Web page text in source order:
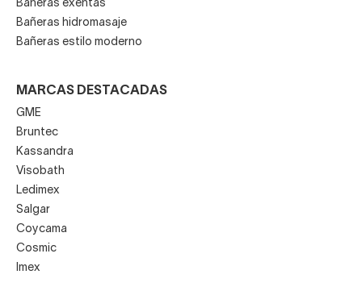
Bañeras exentas
Bañeras hidromasaje
Bañeras estilo moderno
MARCAS DESTACADAS
GME
Bruntec
Kassandra
Visobath
Ledimex
Salgar
Coycama
Cosmic
Imex